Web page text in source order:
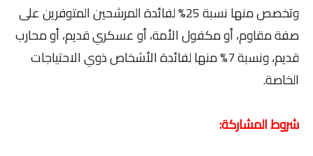
وتخصص منها نسبة 25% لفائدة المرشحين المتوفرين على
صفة مقاوم، أو مكفول الأمة، أو عسكري قديم، أو محارب
قديم، ونسبة 7% منها لفائدة الأشخاص ذوي الاحتياجات
الخاصة.
شروط المشاركة: